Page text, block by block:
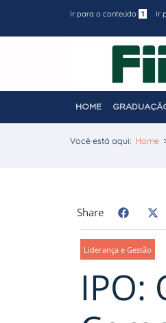
Ir para o conteúdo 1 Ir
HOME
Você está aqui: Home
Share
Liderança e Gestão
IPO: